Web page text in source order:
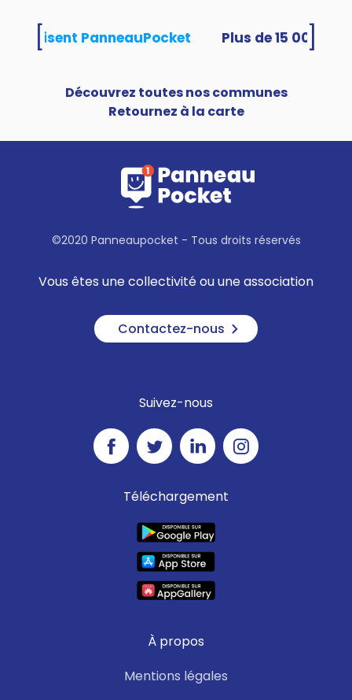
utilisent PanneauPocket
Découvrez toutes nos communes
Retournez à la carte
©2020 Panneaupocket - Tous droits réservés
Vous êtes une collectivité ou une association
Contactez-nous
Suivez-nous
Téléchargement
À propos
Mentions légales